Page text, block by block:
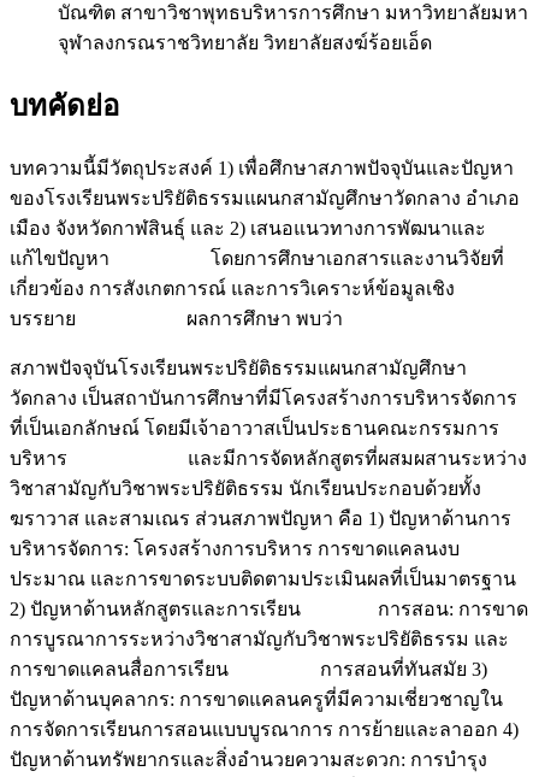
บัณฑิต สาขาวิชาพุทธบริหารการศึกษา มหาวิทยาลัยมหา
จุฬาลงกรณราชวิทยาลัย วิทยาลัยสงฆ์ร้อยเอ็ด
บทคัดย่อ
บทความนี้มีวัตถุประสงค์ 1) เพื่อศึกษาสภาพปัจจุบันและปัญหา
ของโรงเรียนพระปริยัติธรรมแผนกสามัญศึกษาวัดกลาง อำเภอ
เมือง จังหวัดกาฬสินธุ์ และ 2) เสนอแนวทางการพัฒนาและ
แก้ไขปัญหา โดยการศึกษาเอกสารและงานวิจัยที่
เกี่ยวข้อง การสังเกตการณ์ และการวิเคราะห์ข้อมูลเชิง
บรรยาย ผลการศึกษา พบว่า
สภาพปัจจุบันโรงเรียนพระปริยัติธรรมแผนกสามัญศึกษา
วัดกลาง เป็นสถาบันการศึกษาที่มีโครงสร้างการบริหารจัดการ
ที่เป็นเอกลักษณ์ โดยมีเจ้าอาวาสเป็นประธานคณะกรรมการ
บริหาร และมีการจัดหลักสูตรที่ผสมผสานระหว่าง
วิชาสามัญกับวิชาพระปริยัติธรรม นักเรียนประกอบด้วยทั้ง
ฆราวาส และสามเณร ส่วนสภาพปัญหา คือ 1) ปัญหาด้านการ
บริหารจัดการ: โครงสร้างการบริหาร การขาดแคลนงบ
ประมาณ และการขาดระบบติดตามประเมินผลที่เป็นมาตรฐาน
2) ปัญหาด้านหลักสูตรและการเรียน การสอน: การขาด
การบูรณาการระหว่างวิชาสามัญกับวิชาพระปริยัติธรรม และ
การขาดแคลนสื่อการเรียน การสอนที่ทันสมัย 3)
ปัญหาด้านบุคลากร: การขาดแคลนครูที่มีความเชี่ยวชาญใน
การจัดการเรียนการสอนแบบบูรณาการ การย้ายและลาออก 4)
ปัญหาด้านทรัพยากรและสิ่งอำนวยความสะดวก: การบำรุง